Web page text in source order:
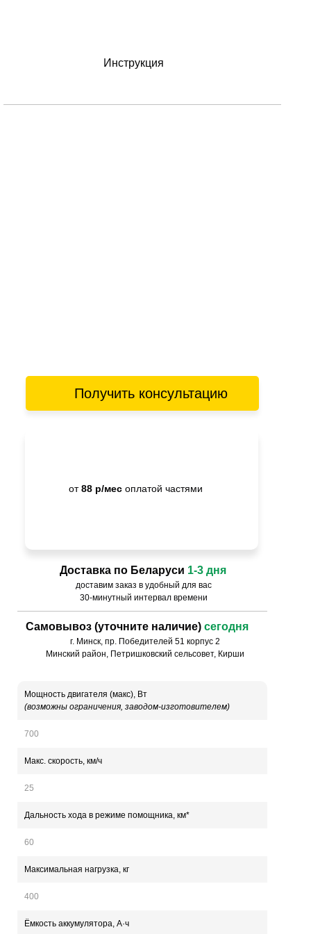
Инструкция
Мощность двигателя (макс), Вт
(возможны ограничения, заводом-изготовителем)
700
Макс. скорость, км/ч
25
Дальность хода в режиме помощника, км*
60
Максимальная нагрузка, кг
400
Ёмкость аккумулятора, А·ч
Получить консультацию
от88 р/мес оплатой частями
г. Минск, пр. Победителей 51 корпус 2
Минский район, Петришковский сельсовет, Кирши
Самовывоз (уточните наличие) сегодня
доставим заказ в удобный для вас
30-минутный интервал времени
Доставка по Беларуси 1-3 дня